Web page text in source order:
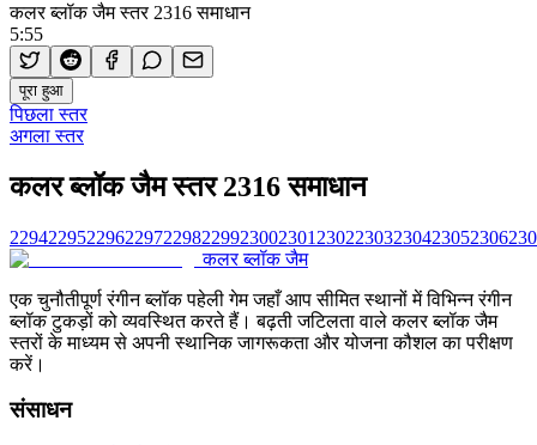
कलर ब्लॉक जैम स्तर 2316 समाधान
5:55
पूरा हुआ
पिछला स्तर
अगला स्तर
कलर ब्लॉक जैम स्तर 2316 समाधान
22942295229622972298229923002301 23022303230423052306
कलर ब्लॉक जैम
एक चुनौतीपूर्ण रंगीन ब्लॉक पहेली गेम जहाँ आप सीमित स्थानों में विभिन्न रंगीन
ब्लॉक टुकड़ों को व्यवस्थित करते हैं। बढ़ती जटिलता वाले कलर ब्लॉक जैम
स्तरों के माध्यम से अपनी स्थानिक जागरूकता और योजना कौशल का परीक्षण
करें।
संसाधन